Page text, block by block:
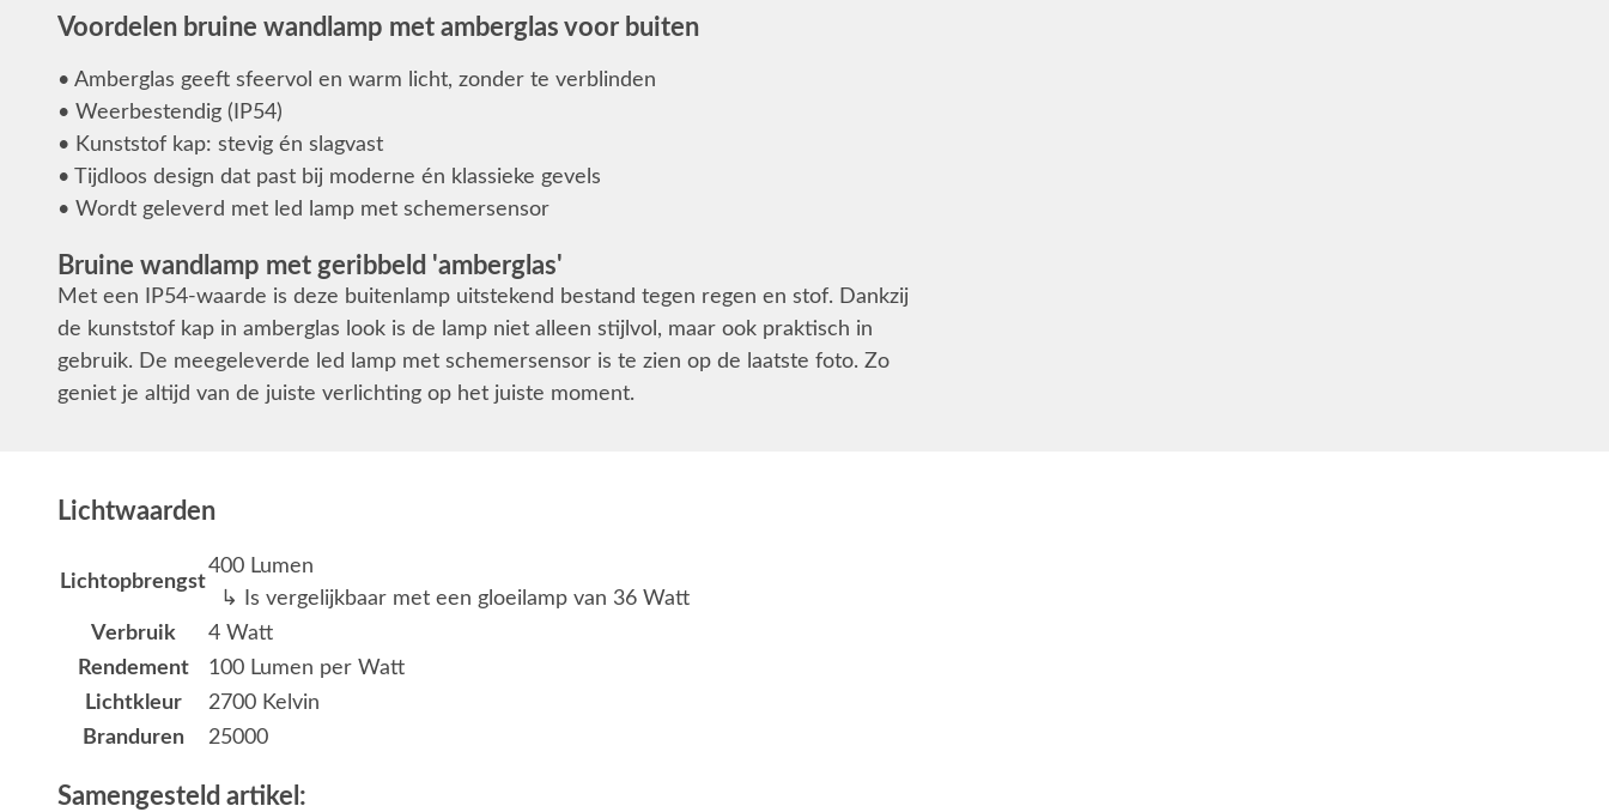
Voordelen bruine wandlamp met amberglas voor buiten
• Amberglas geeft sfeervol en warm licht, zonder te verblinden
• Weerbestendig (IP54)
• Kunststof kap: stevig én slagvast
• Tijdloos design dat past bij moderne én klassieke gevels
• Wordt geleverd met led lamp met schemersensor
Bruine wandlamp met geribbeld 'amberglas'
Met een IP54-waarde is deze buitenlamp uitstekend bestand tegen regen en stof. Dankzij
de kunststof kap in amberglas look is de lamp niet alleen stijlvol, maar ook praktisch in
gebruik. De meegeleverde led lamp met schemersensor is te zien op de laatste foto. Zo
geniet je altijd van de juiste verlichting op het juiste moment.
Lichtwaarden
Lichtopbrengst
400 Lumen
↳ Is vergelijkbaar met een gloeilamp van 36 Watt
Verbruik
4 Watt
Rendement
100 Lumen per Watt
Lichtkleur
2700 Kelvin
Branduren
25000
Samengesteld artikel: